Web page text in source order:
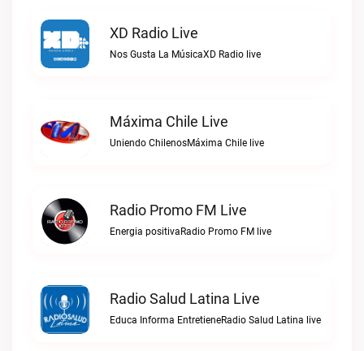
XD Radio Live
Nos Gusta La MúsicaXD Radio live
Máxima Chile Live
Uniendo ChilenosMáxima Chile live
Radio Promo FM Live
Energia positivaRadio Promo FM live
Radio Salud Latina Live
Educa Informa EntretieneRadio Salud Latina live